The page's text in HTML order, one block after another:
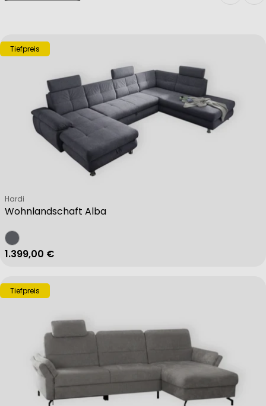
Tiefpreis
Wohnlandschaft Alba
Verkäufer:
Hardi
Regulärer Preis
1.399,00 €
Tiefpreis